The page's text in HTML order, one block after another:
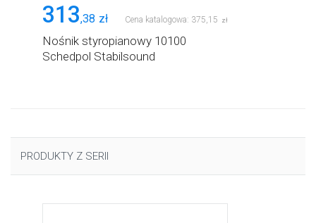
313,38 zł Cena katalogowa: 375,15 zł
Nośnik styropianowy 10100
Schedpol Stabilsound
PRODUKTY Z SERII